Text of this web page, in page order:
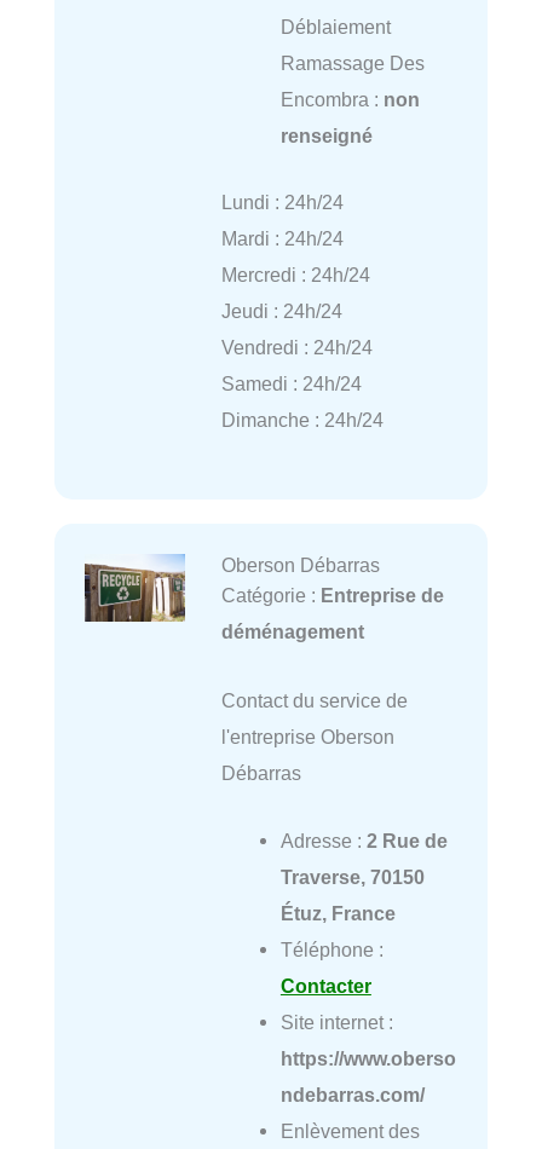
Déblaiement
Ramassage Des
Encombra : non
renseigné
Lundi : 24h/24
Mardi : 24h/24
Mercredi : 24h/24
Jeudi : 24h/24
Vendredi : 24h/24
Samedi : 24h/24
Dimanche : 24h/24
Oberson Débarras
Catégorie : Entreprise de
déménagement
Contact du service de
l'entreprise Oberson
Débarras
Adresse : 2 Rue de
Traverse, 70150
Étuz, France
Téléphone :
Contacter
Site internet :
https://www.oberso
ndebarras.com/
Enlèvement des